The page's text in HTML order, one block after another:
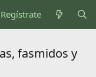
Regístrate
fasmidos y